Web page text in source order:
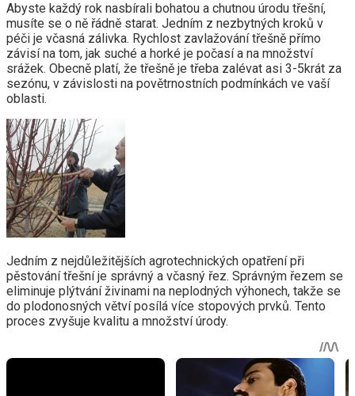
Abyste každý rok nasbírali bohatou a chutnou úrodu třešní,
musíte se o ně řádně starat. Jedním z nezbytných kroků v
péči je včasná zálivka. Rychlost zavlažování třešně přímo
závisí na tom, jak suché a horké je počasí a na množství
srážek. Obecně platí, že třešně je třeba zalévat asi 3-5krát za
sezónu, v závislosti na povětrnostních podmínkách ve vaší
oblasti.
Jedním z nejdůležitějších agrotechnických opatření při
pěstování třešní je správný a včasný řez. Správným řezem se
eliminuje plýtvání živinami na neplodných výhonech, takže se
do plodonosných větví posílá více stopových prvků. Tento
proces zvyšuje kvalitu a množství úrody.